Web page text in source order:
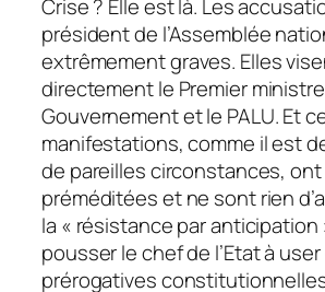
Crise ? Elle est là. Les
président de l’Assemblée
extrêmement graves. Elles
directement le Premier
Gouvernement et le PALU. Et
manifestations, comme il est
de pareilles circonstances,
préméditées et ne sont rien
la « résistance par anticipation
pousser le chef de l’Etat à
prérogatives